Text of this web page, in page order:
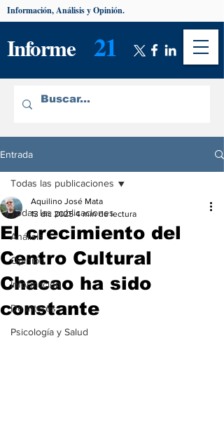
Informe 21
Información, Análisis y Opinión.
Entrada
Todas las publicaciones
Análisis
Opinión
Información
De interés
Psicología y Salud
Todas las publicaciones
El crecimiento del
Centro Cultural
Chacao ha sido
constante
Aquilino José Mata
13 dic 2025 4 min de lectura